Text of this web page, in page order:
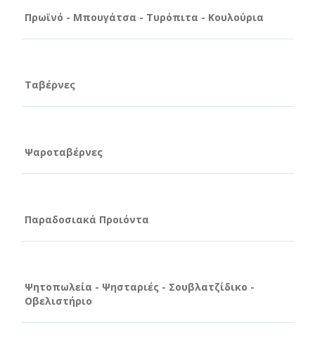
Πρωϊνό - Μπουγάτσα - Τυρόπιτα - Κουλούρια
Ταβέρνες
Ψαροταβέρνες
Παραδοσιακά Προιόντα
Ψητοπωλεία - Ψησταριές - Σουβλατζίδικο -
Οβελιστήριο